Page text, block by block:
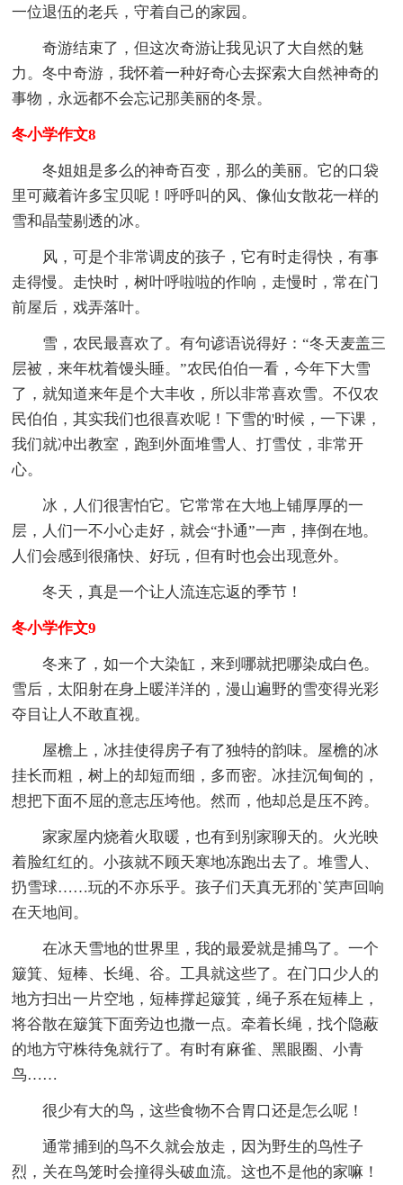
一位退伍的老兵，守着自己的家园。
奇游结束了，但这次奇游让我见识了大自然的魅
力。冬中奇游，我怀着一种好奇心去探索大自然神奇的
事物，永远都不会忘记那美丽的冬景。
冬小学作文8
冬姐姐是多么的神奇百变，那么的美丽。它的口袋
里可藏着许多宝贝呢！呼呼叫的风、像仙女散花一样的
雪和晶莹剔透的冰。
风，可是个非常调皮的孩子，它有时走得快，有事
走得慢。走快时，树叶呼啦啦的作响，走慢时，常在门
前屋后，戏弄落叶。
雪，农民最喜欢了。有句谚语说得好：“冬天麦盖三
层被，来年枕着馒头睡。”农民伯伯一看，今年下大雪
了，就知道来年是个大丰收，所以非常喜欢雪。不仅农
民伯伯，其实我们也很喜欢呢！下雪的'时候，一下课，
我们就冲出教室，跑到外面堆雪人、打雪仗，非常开
心。
冰，人们很害怕它。它常常在大地上铺厚厚的一
层，人们一不小心走好，就会“扑通”一声，摔倒在地。
人们会感到很痛快、好玩，但有时也会出现意外。
冬天，真是一个让人流连忘返的季节！
冬小学作文9
冬来了，如一个大染缸，来到哪就把哪染成白色。
雪后，太阳射在身上暖洋洋的，漫山遍野的雪变得光彩
夺目让人不敢直视。
屋檐上，冰挂使得房子有了独特的韵味。屋檐的冰
挂长而粗，树上的却短而细，多而密。冰挂沉甸甸的，
想把下面不屈的意志压垮他。然而，他却总是压不跨。
家家屋内烧着火取暖，也有到别家聊天的。火光映
着脸红红的。小孩就不顾天寒地冻跑出去了。堆雪人、
扔雪球……玩的不亦乐乎。孩子们天真无邪的`笑声回响
在天地间。
在冰天雪地的世界里，我的最爱就是捕鸟了。一个
簸箕、短棒、长绳、谷。工具就这些了。在门口少人的
地方扫出一片空地，短棒撑起簸箕，绳子系在短棒上，
将谷散在簸箕下面旁边也撒一点。牵着长绳，找个隐蔽
的地方守株待兔就行了。有时有麻雀、黑眼圈、小青
鸟……
很少有大的鸟，这些食物不合胃口还是怎么呢！
通常捕到的鸟不久就会放走，因为野生的鸟性子
烈，关在鸟笼时会撞得头破血流。这也不是他的家嘛！